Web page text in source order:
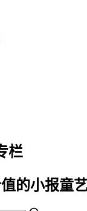
栏
的小报童